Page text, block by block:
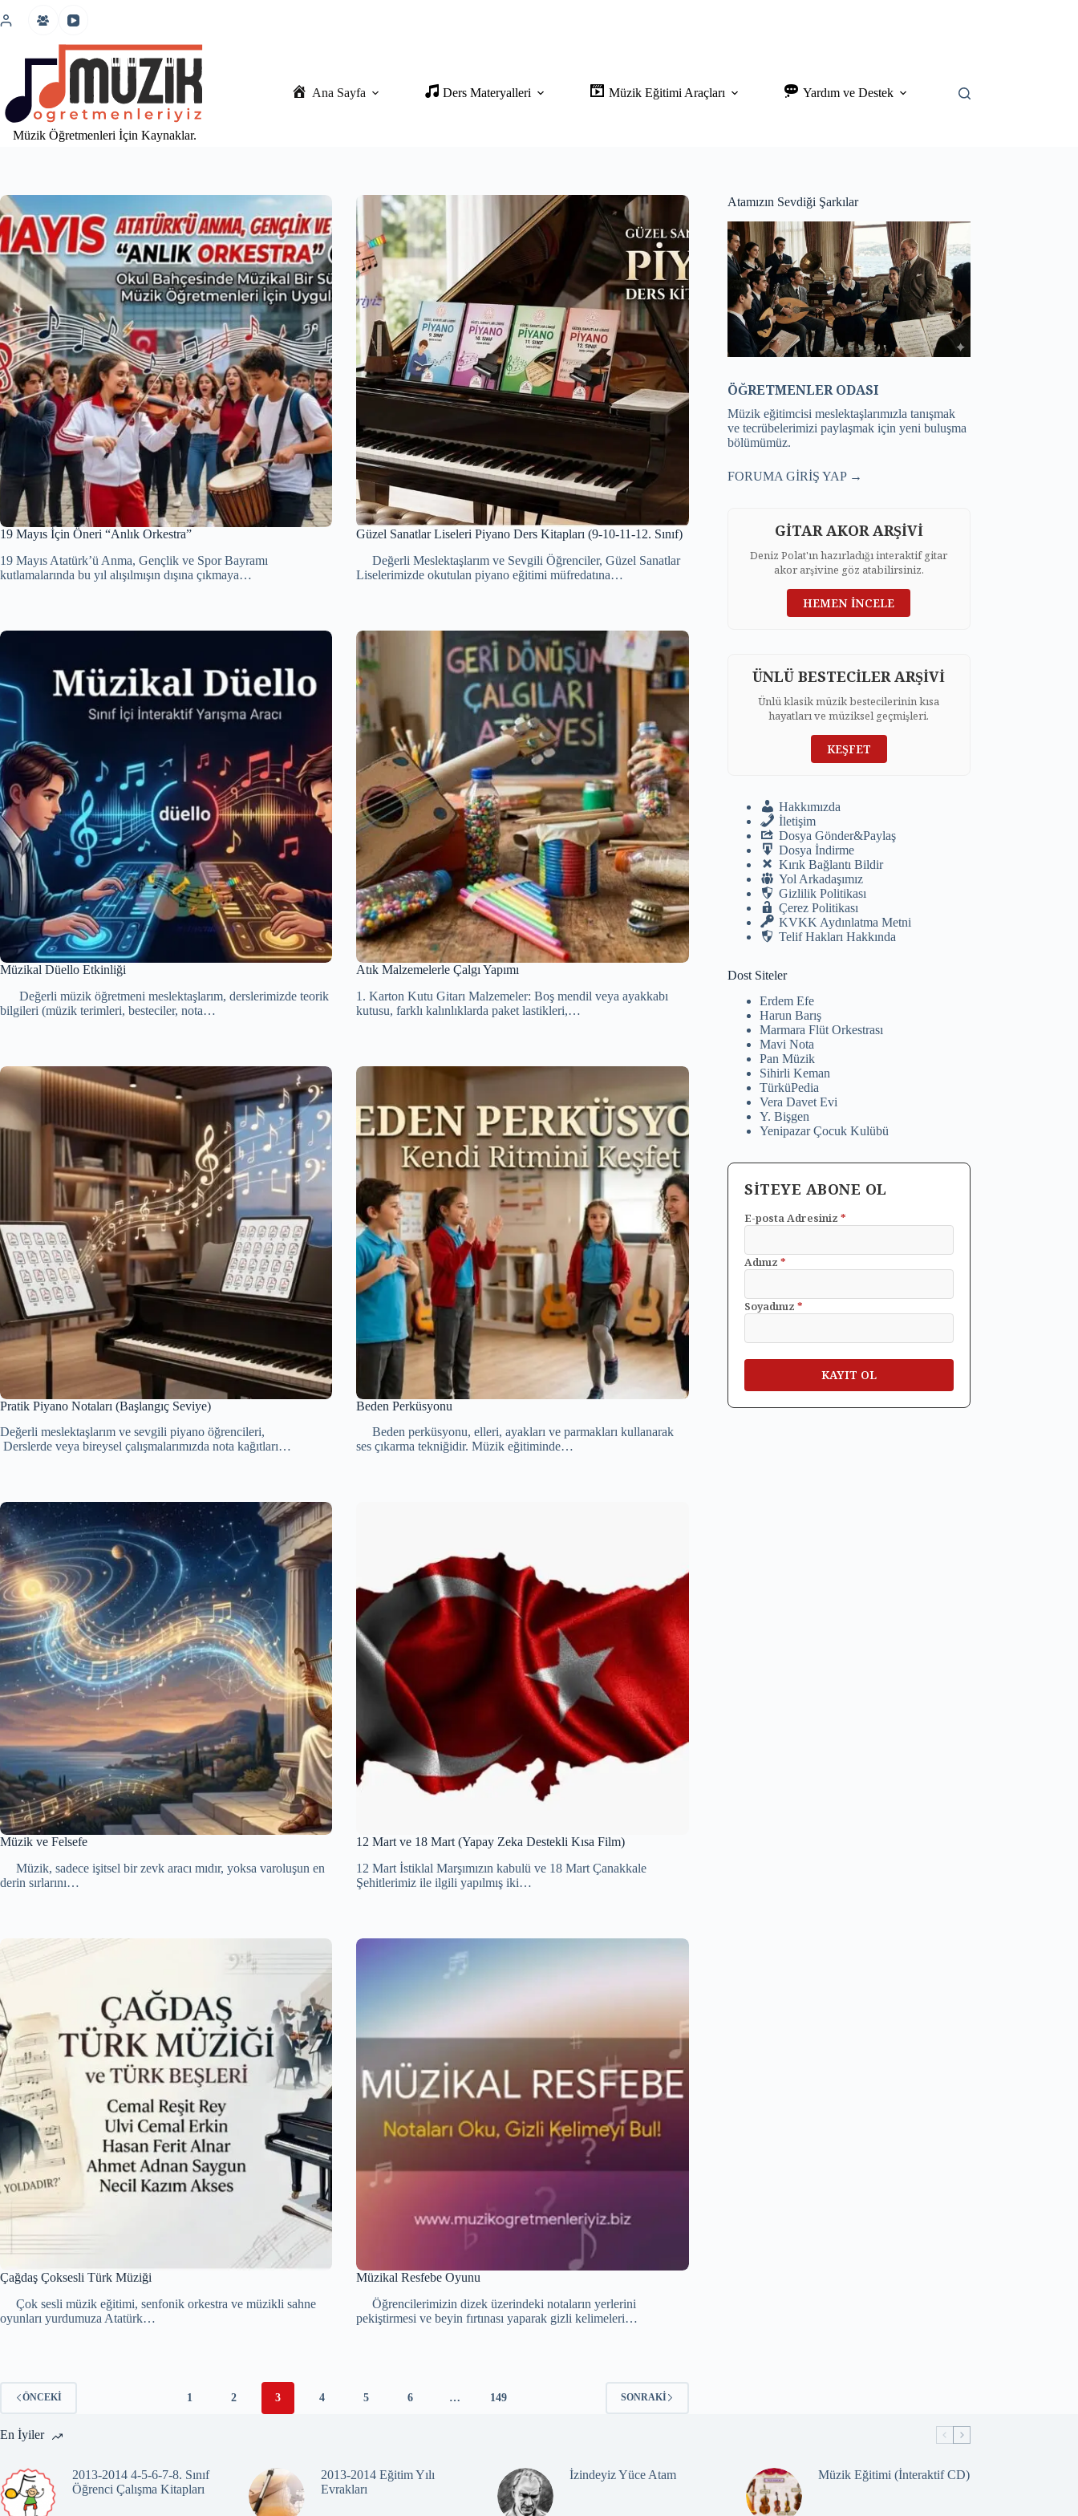
atla
Müzik Öğretmenleri İçin Kaynaklar.
Ana Sayfa Ders Materyalleri Müzik Eğitimi Araçları Yardım ve Destek
19 Mayıs İçin Öneri “Anlık Orkestra”
19 Mayıs Atatürk’ü Anma, Gençlik ve Spor Bayramı
kutlamalarında bu yıl alışılmışın dışına çıkmaya…
Güzel Sanatlar Liseleri Piyano Ders Kitapları (9-10-11-12. Sınıf)
Değerli Meslektaşlarım ve Sevgili Öğrenciler, Güzel Sanatlar
Liselerimizde okutulan piyano eğitimi müfredatına…
Müzikal Düello Etkinliği
Değerli müzik öğretmeni meslektaşlarım, derslerimizde teorik
bilgileri (müzik terimleri, besteciler, nota…
Atık Malzemelerle Çalgı Yapımı
1. Karton Kutu Gitarı Malzemeler: Boş mendil veya ayakkabı
kutusu, farklı kalınlıklarda paket lastikleri,…
Pratik Piyano Notaları (Başlangıç Seviye)
Değerli meslektaşlarım ve sevgili piyano öğrencileri,
Derslerde veya bireysel çalışmalarımızda nota kağıtları…
Beden Perküsyonu
Beden perküsyonu, elleri, ayakları ve parmakları kullanarak
ses çıkarma tekniğidir. Müzik eğitiminde…
Müzik ve Felsefe
Müzik, sadece işitsel bir zevk aracı mıdır, yoksa varoluşun en
derin sırlarını…
12 Mart ve 18 Mart (Yapay Zeka Destekli Kısa Film)
12 Mart İstiklal Marşımızın kabulü ve 18 Mart Çanakkale
Şehitlerimiz ile ilgili yapılmış iki…
Çağdaş Çoksesli Türk Müziği
Çok sesli müzik eğitimi, senfonik orkestra ve müzikli sahne
oyunları yurdumuza Atatürk…
Müzikal Resfebe Oyunu
Öğrencilerimizin dizek üzerindeki notaların yerlerini
pekiştirmesi ve beyin fırtınası yaparak gizli kelimeleri…
ÖNCEKI 1 2 3 4 5 6 … 149 SONRAKI
Atamızın Sevdiği Şarkılar
ÖĞRETMENLER ODASI
Müzik eğitimcisi meslektaşlarımızla tanışmak
ve tecrübelerimizi paylaşmak için yeni buluşma
bölümümüz.
FORUMA GİRİŞ YAP →
GİTAR AKOR ARŞİVİ
Deniz Polat'ın hazırladığı interaktif gitar
akor arşivine göz atabilirsiniz.
HEMEN İNCELE
ÜNLÜ BESTECİLER ARŞİVİ
Ünlü klasik müzik bestecilerinin kısa
hayatları ve müziksel geçmişleri.
KEŞFET
Hakkımızda
İletişim
Dosya Gönder&Paylaş
Dosya İndirme
Kırık Bağlantı Bildir
Yol Arkadaşımız
Gizlilik Politikası
Çerez Politikası
KVKK Aydınlatma Metni
Telif Hakları Hakkında
Dost Siteler
Erdem Efe
Harun Barış
Marmara Flüt Orkestrası
Mavi Nota
Pan Müzik
Sihirli Keman
TürküPedia
Vera Davet Evi
Y. Bişgen
Yenipazar Çocuk Kulübü
SİTEYE ABONE OL
E-posta Adresiniz*
Adınız*
Soyadınız*
En İyiler
2013-2014 4-5-6-7-8. Sınıf
Öğrenci Çalışma Kitapları
2013-2014 Eğitim Yılı
Evrakları
İzindeyiz Yüce Atam Müzik Eğitimi (İnteraktif CD)